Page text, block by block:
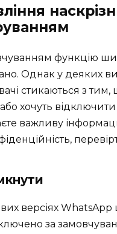
функцію
Однак у деяких
стикаються з
хочуть відключити
важливу
версіях
за